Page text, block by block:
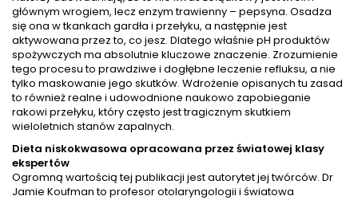
głównym wrogiem, lecz enzym trawienny – pepsyna. Osadza
się ona w tkankach gardła i przełyku, a następnie jest
aktywowana przez to, co jesz. Dlatego właśnie pH produktów
spożywczych ma absolutnie kluczowe znaczenie. Zrozumienie
tego procesu to prawdziwe i dogłębne leczenie refluksu, a nie
tylko maskowanie jego skutków. Wdrożenie opisanych tu zasad
to również realne i udowodnione naukowo zapobieganie
rakowi przełyku, który często jest tragicznym skutkiem
wieloletnich stanów zapalnych.
Dieta niskokwasowa opracowana przez światowej klasy
ekspertów
Ogromną wartością tej publikacji jest autorytet jej twórców. Dr
Jamie Koufman to profesor otolaryngologii i światowa